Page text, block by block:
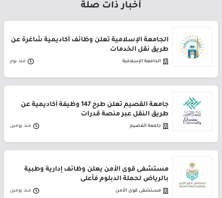
أخبار ذات صلة
الجامعة الإسلامية تعلن وظائف أكاديمية شاغرة عن
طريق نقل الخدمات
الجامعة الإسلامية منذ يوم
جامعة القصيم تعلن طرح 147 وظيفة أكاديمية عن
طريق النقل عبر منصة قدرات
جامعة القصيم منذ يومين
مستشفى قوى الأمن يعلن وظائف إدارية وطبية
بالرياض لحملة الدبلوم فأعلى
مستشفى قوى الأمن منذ يومين